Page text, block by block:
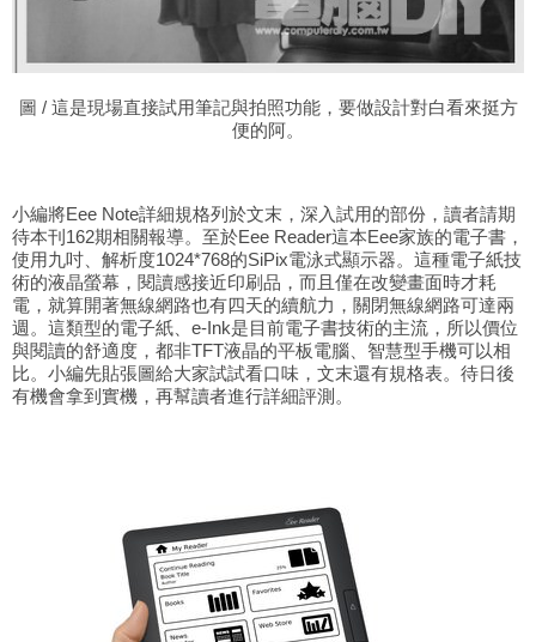
圖 / 這是現場直接試用筆記與拍照功能，要做設計對白看來挺方
便的阿。
小編將Eee Note詳細規格列於文末，深入試用的部份，讀者請期
待本刊162期相關報導。至於Eee Reader這本Eee家族的電子書，
使用九吋、解析度1024*768的SiPix電泳式顯示器。這種電子紙技
術的液晶螢幕，閱讀感接近印刷品，而且僅在改變畫面時才耗
電，就算開著無線網路也有四天的續航力，關閉無線網路可達兩
週。這類型的電子紙、e-Ink是目前電子書技術的主流，所以價位
與閱讀的舒適度，都非TFT液晶的平板電腦、智慧型手機可以相
比。小編先貼張圖給大家試試看口味，文末還有規格表。待日後
有機會拿到實機，再幫讀者進行詳細評測。